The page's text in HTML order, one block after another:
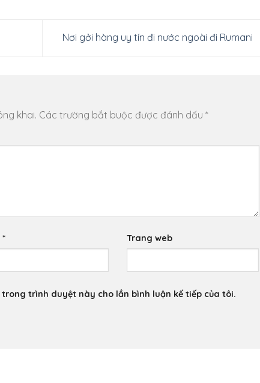
Nơi gởi hàng uy tín đi nước ngoài đi Rumani
khai. Các trường bắt buộc được đánh dấu *
* Trang web
trình duyệt này cho lần bình luận kế tiếp của tôi.